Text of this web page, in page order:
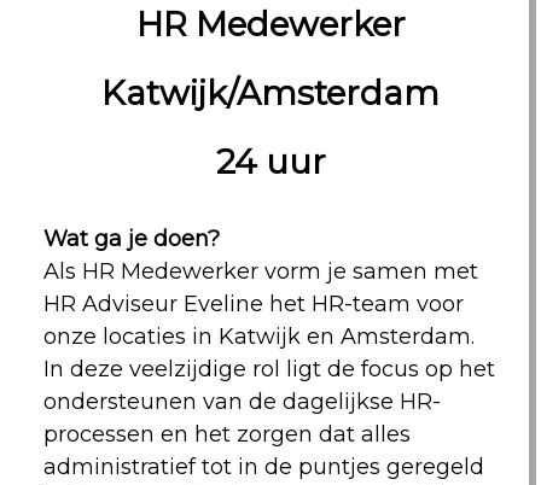
HR Medewerker
Katwijk/Amsterdam
24 uur
Wat ga je doen?
Als HR Medewerker vorm je samen met
HR Adviseur Eveline het HR-team voor
onze locaties in Katwijk en Amsterdam.
In deze veelzijdige rol ligt de focus op het
ondersteunen van de dagelijkse HR-
processen en het zorgen dat alles
administratief tot in de puntjes geregeld